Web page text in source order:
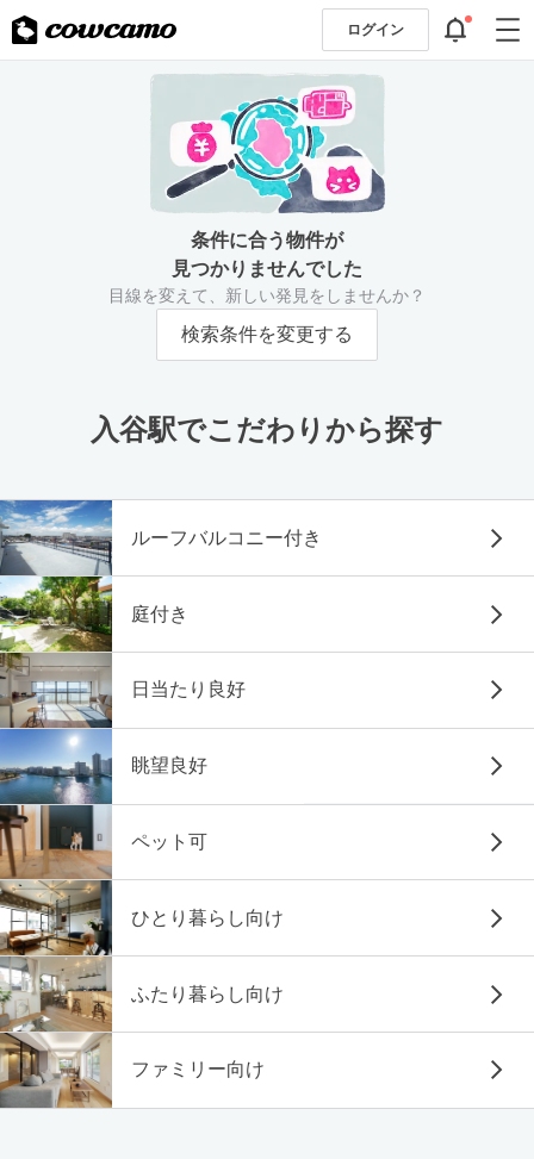
ログイン
条件に合う物件が
見つかりませんでした
目線を変えて、新しい発見をしませんか？
検索条件を変更する
入谷駅でこだわりから探す
ルーフバルコニー付き
庭付き
日当たり良好
眺望良好
ペット可
ひとり暮らし向け
ふたり暮らし向け
ファミリー向け